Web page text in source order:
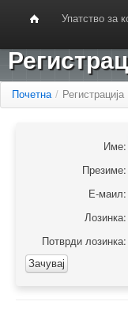
Упатство за
Почетна / Регистрација
Име:
Презиме:
Е-маил:
Лозинка:
Потврди лозинка: